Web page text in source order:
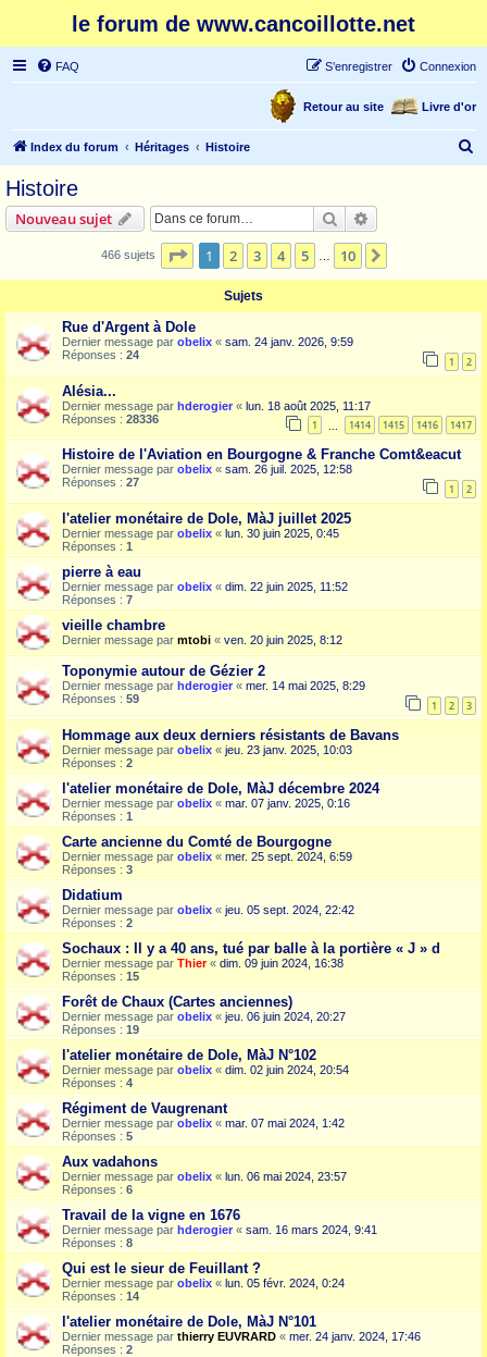
le forum de www.cancoillotte.net
FAQ Connexion
S’enregistrer
Livre d'or
Retour au site
Index du forum Héritages Histoire
e
r
Histoire
Nouveau sujet Rechercher
466 sujets Page 1sur10
1 2 3 4 5 10
Sujets
Rue d'Argent à Dole
Dernier message par obelix « sam. 24 janv. 2026, 9:59
Réponses : 24 1 2
Alésia...
Dernier message par hderogier « lun. 18 août 2025, 11:17
Réponses : 28336 1 1414 1415 1416 1417
Histoire de l'Aviation en Bourgogne & Franche Comt&eacut
Dernier message par obelix « sam. 26 juil. 2025, 12:58
Réponses : 27 1 2
l'atelier monétaire de Dole, MàJ juillet 2025
Dernier message par obelix « lun. 30 juin 2025, 0:45
Réponses : 1
pierre à eau
Dernier message par obelix « dim. 22 juin 2025, 11:52
Réponses : 7
vieille chambre
Dernier message par mtobi « ven. 20 juin 2025, 8:12
Toponymie autour de Gézier 2
Dernier message par hderogier « mer. 14 mai 2025, 8:29
Réponses : 59 1 2 3
Hommage aux deux derniers résistants de Bavans
Dernier message par obelix « jeu. 23 janv. 2025, 10:03
Réponses : 2
l'atelier monétaire de Dole, MàJ décembre 2024
Dernier message par obelix « mar. 07 janv. 2025, 0:16
Réponses : 1
Carte ancienne du Comté de Bourgogne
Dernier message par obelix « mer. 25 sept. 2024, 6:59
Réponses : 3
Didatium
Dernier message par obelix « jeu. 05 sept. 2024, 22:42
Réponses : 2
Sochaux : Il y a 40 ans, tué par balle à la portière « J » d
Dernier message par Thier« dim. 09 juin 2024, 16:38
Réponses : 15
Forêt de Chaux (Cartes anciennes)
Dernier message par obelix « jeu. 06 juin 2024, 20:27
Réponses : 19
l'atelier monétaire de Dole, MàJ N°102
Dernier message par obelix « dim. 02 juin 2024, 20:54
Réponses : 4
Régiment de Vaugrenant
Dernier message par obelix « mar. 07 mai 2024, 1:42
Réponses : 5
Aux vadahons
Dernier message par obelix « lun. 06 mai 2024, 23:57
Réponses : 6
Travail de la vigne en 1676
Dernier message par hderogier « sam. 16 mars 2024, 9:41
Réponses : 8
Qui est le sieur de Feuillant ?
Dernier message par obelix « lun. 05 févr. 2024, 0:24
Réponses : 14
l'atelier monétaire de Dole, MàJ N°101
Dernier message par thierry EUVRARD « mer. 24 janv. 2024, 17:46
Réponses : 2